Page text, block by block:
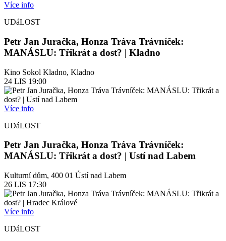
Více info
UDáLOST
Petr Jan Juračka, Honza Tráva Trávníček:
MANÁSLU: Třikrát a dost? | Kladno
Kino Sokol Kladno, Kladno
24 LIS 19:00
Více info
UDáLOST
Petr Jan Juračka, Honza Tráva Trávníček:
MANÁSLU: Třikrát a dost? | Ustí nad Labem
Kulturní dům, 400 01 Ústí nad Labem
26 LIS 17:30
Více info
UDáLOST